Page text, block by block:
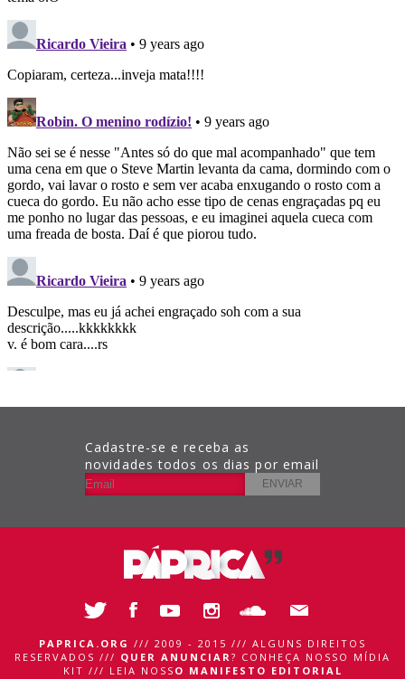
Cadastre-se e receba as
novidades todos os dias por email
PAPRICA.ORG /// 2009 - 2015 /// ALGUNS DIREITOS
RESERVADOS /// QUER ANUNCIAR ? CONHEÇA NOSSO MÍDIA
KIT /// LEIA NOSS O MANIFESTO EDITORIAL